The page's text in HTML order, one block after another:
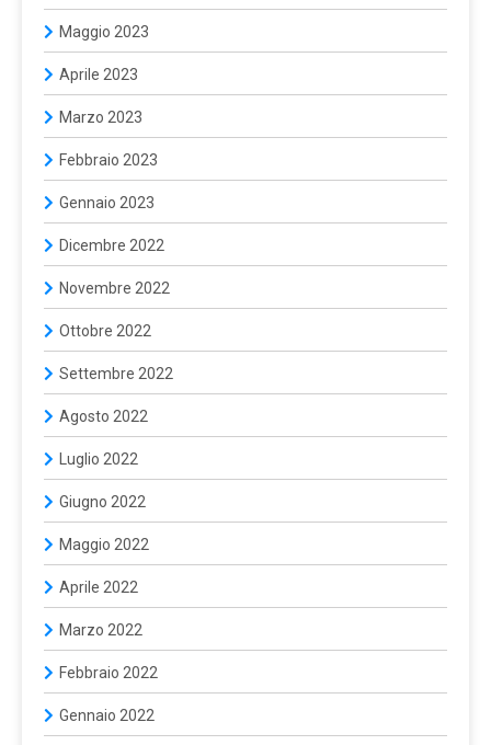
Maggio 2023
Aprile 2023
Marzo 2023
Febbraio 2023
Gennaio 2023
Dicembre 2022
Novembre 2022
Ottobre 2022
Settembre 2022
Agosto 2022
Luglio 2022
Giugno 2022
Maggio 2022
Aprile 2022
Marzo 2022
Febbraio 2022
Gennaio 2022